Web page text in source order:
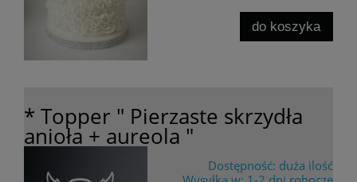
do koszyka
* Topper " Pierzaste skrzydła
anioła + aureola "
Dostępność: duża ilość